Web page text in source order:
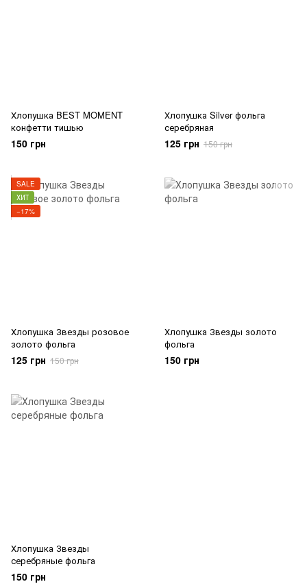
Хлопушка BEST MOMENT
конфетти тишью
150 грн
Хлопушка Silver фольга
серебряная
125 грн 150 грн
SALE
ХИТ
−17%
Хлопушка Звезды розовое
золото фольга
125 грн 150 грн
Хлопушка Звезды золото
фольга
150 грн
Хлопушка Звезды
серебряные фольга
150 грн